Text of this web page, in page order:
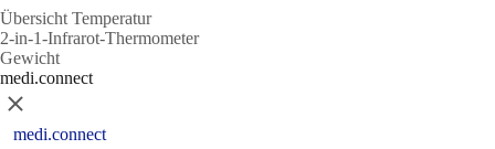
Übersicht Temperatur
2-in-1-Infrarot-Thermometer
Gewicht
medi.connect
Schließen
medi.connect